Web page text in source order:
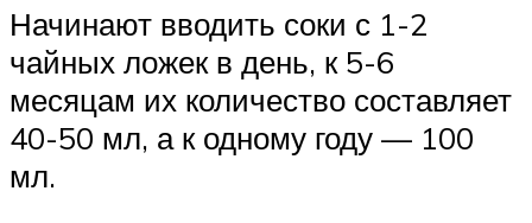
Начинают вводить соки с 1-2
чайных ложек в день, к 5-6
месяцам их количество составляет
40-50 мл, а к одному году — 100
мл.